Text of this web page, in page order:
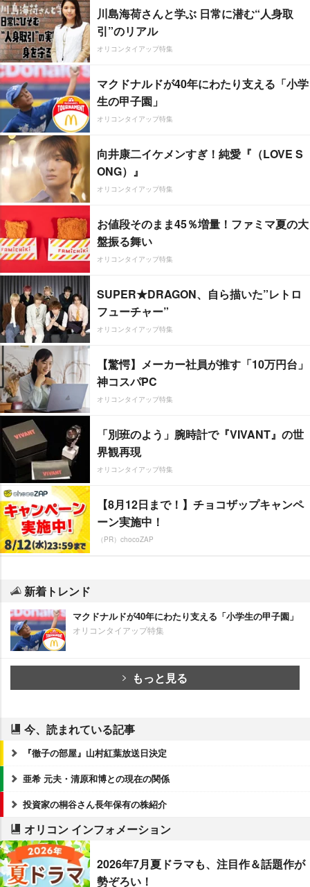
川島海荷さんと学ぶ 日常に潜む“人身取
引”のリアル
オリコンタイアップ特集
マクドナルドが40年にわたり支える「小学
生の甲子園」
オリコンタイアップ特集
向井康二イケメンすぎ！純愛『（LOVE S
ONG）』
オリコンタイアップ特集
お値段そのまま45％増量！ファミマ夏の大
盤振る舞い
オリコンタイアップ特集
SUPER★DRAGON、自ら描いた”レトロ
フューチャー”
オリコンタイアップ特集
【驚愕】メーカー社員が推す「10万円台」
神コスパPC
オリコンタイアップ特集
「別班のよう」腕時計で『VIVANT』の世
界観再現
オリコンタイアップ特集
【8月12日まで！】チョコザップキャンペ
ーン実施中！
（PR）chocoZAP
新着トレンド
マクドナルドが40年にわたり支える「小学生の甲子園」
オリコンタイアップ特集
もっと見る
今、読まれている記事
『徹子の部屋』山村紅葉放送日決定
亜希 元夫・清原和博との現在の関係
投資家の桐谷さん長年保有の株紹介
オリコン インフォメーション
2026年7月夏ドラマも、注目作＆話題作が
勢ぞろい！